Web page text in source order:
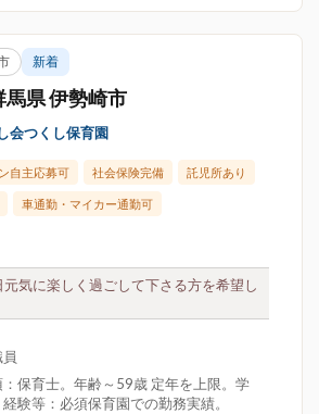
新着
馬県 伊勢崎市
会つくし保育園
自主応募可 社会保険完備 託児所あり
車通勤・マイカー通勤可
気に楽しく過ごして下さる方を希望し
：保育士。年齢～59歳 定年を上限。学
経験等：必須保育園での勤務実績。